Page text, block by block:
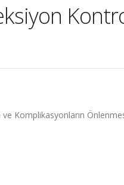
Komplikasyonların